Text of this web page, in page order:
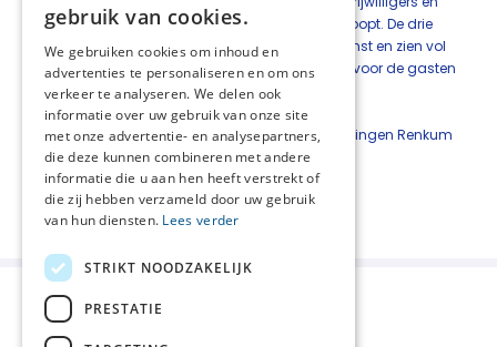
andere betrokkenen als vanzelfsprekend doorloopt. De drie
betrokken partijen zijn tevreden met deze uitkomst en zien vol
vertrouwen de voortzetting van zorg tegemoet voor de gasten
van Hospice Wageningen Renkum.
bron: linked in bericht Directeur Hospice Wageningen Renkum
op 17 december 2024
Deel deze pagina:
gebruik van cookies.
We gebruiken cookies om inhoud en
advertenties te personaliseren en om ons
verkeer te analyseren. We delen ook
informatie over uw gebruik van onze site
met onze advertentie- en analysepartners,
die deze kunnen combineren met andere
informatie die u aan hen heeft verstrekt of
die zij hebben verzameld door uw gebruik
van hun diensten. Lees verder
STRIKT NOODZAKELIJK
PRESTATIE